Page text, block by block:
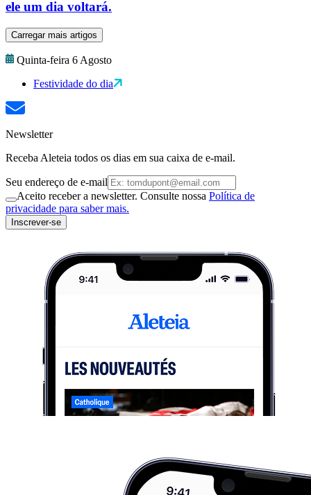
ele um dia voltará.
Carregar mais artigos
Quinta-feira 6 Agosto
Festividade do dia
Newsletter
Receba Aleteia todos os dias em sua caixa de e-mail.
Seu endereço de e-mail
Aceito receber a newsletter. Consulte nossa Política de
privacidade para saber mais.
Inscrever-se